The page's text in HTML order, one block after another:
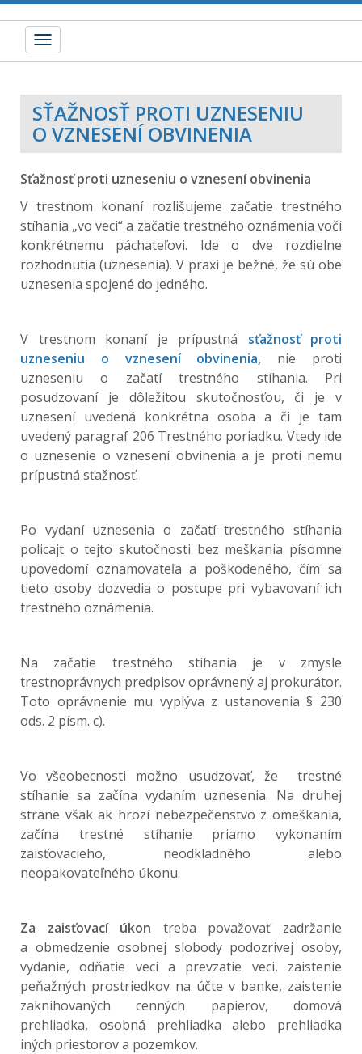
Toggle
navigation
SŤAŽNOSŤ PROTI UZNESENIU
O VZNESENÍ OBVINENIA
Sťažnosť proti uzneseniu o vznesení obvinenia
V trestnom konaní rozlišujeme začatie trestného
stíhania „vo veci“ a začatie trestného oznámenia voči
konkrétnemu páchateľovi. Ide o dve rozdielne
rozhodnutia (uznesenia). V praxi je bežné, že sú obe
uznesenia spojené do jedného.
V trestnom konaní je prípustná sťažnosť proti
uzneseniu o vznesení obvinenia, nie proti
uzneseniu o začatí trestného stíhania. Pri
posudzovaní je dôležitou skutočnosťou, či je v
uznesení uvedená konkrétna osoba a či je tam
uvedený paragraf 206 Trestného poriadku. Vtedy ide
o uznesenie o vznesení obvinenia a je proti nemu
prípustná sťažnosť.
Po vydaní uznesenia o začatí trestného stíhania
policajt o tejto skutočnosti bez meškania písomne
upovedomí oznamovateľa a poškodeného, čím sa
tieto osoby dozvedia o postupe pri vybavovaní ich
trestného oznámenia.
Na začatie trestného stíhania je v zmysle
trestnoprávnych predpisov oprávnený aj prokurátor.
Toto oprávnenie mu vyplýva z ustanovenia § 230
ods. 2 písm. c).
Vo všeobecnosti možno usudzovať, že trestné
stíhanie sa začína vydaním uznesenia. Na druhej
strane však ak hrozí nebezpečenstvo z omeškania,
začína trestné stíhanie priamo vykonaním
zaisťovacieho, neodkladného alebo
neopakovateľného úkonu.
Za zaisťovací úkon treba považovať zadržanie
a obmedzenie osobnej slobody podozrivej osoby,
vydanie, odňatie veci a prevzatie veci, zaistenie
peňažných prostriedkov na účte v banke, zaistenie
zaknihovaných cenných papierov, domová
prehliadka, osobná prehliadka alebo prehliadka
iných priestorov a pozemkov.